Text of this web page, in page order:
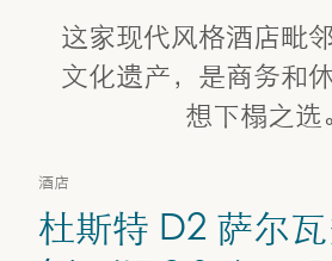
这家现代风格酒店毗
文化遗产，是商务和
想下榻之选。
酒店
杜斯特 D2 萨尔